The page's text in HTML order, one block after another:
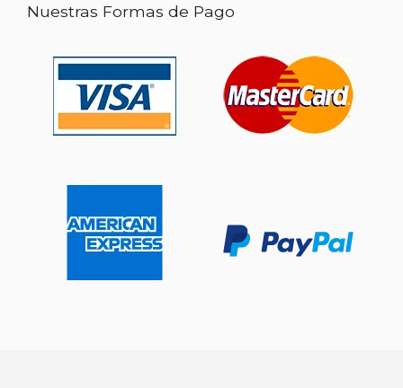
Nuestras Formas de Pago